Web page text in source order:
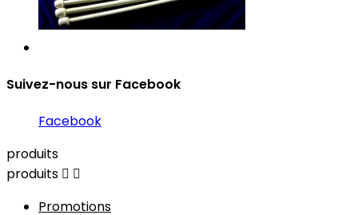
Suivez-nous sur Facebook
Facebook
produits
produits  
Promotions